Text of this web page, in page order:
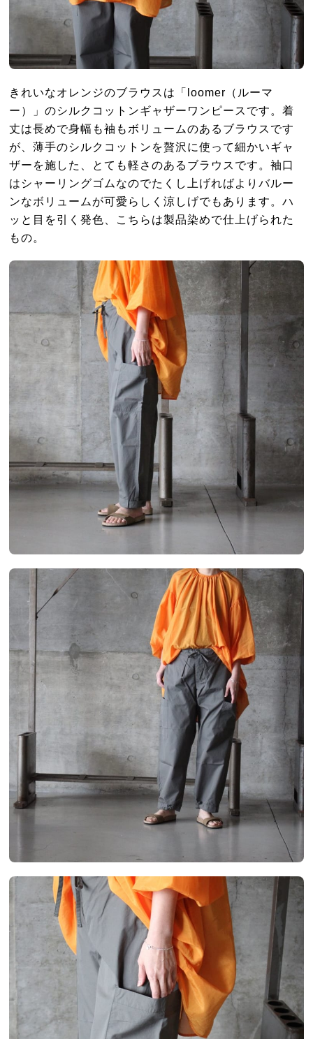
きれいなオレンジのブラウスは「loomer（ルーマ
ー）」のシルクコットンギャザーワンピースです。着
丈は長めで身幅も袖もボリュームのあるブラウスです
が、薄手のシルクコットンを贅沢に使って細かいギャ
ザーを施した、とても軽さのあるブラウスです。袖口
はシャーリングゴムなのでたくし上げればよりバルー
ンなボリュームが可愛らしく涼しげでもあります。ハ
ッと目を引く発色、こちらは製品染めで仕上げられた
もの。